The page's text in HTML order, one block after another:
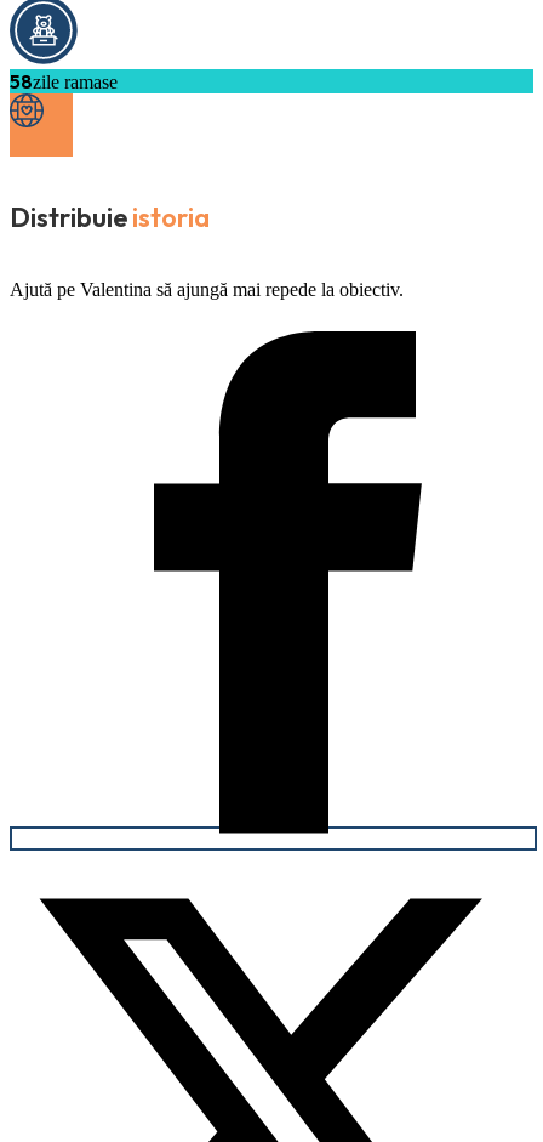
58zile ramase
Distribuieistoria
Ajută pe Valentina să ajungă mai repede la obiectiv.